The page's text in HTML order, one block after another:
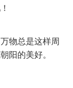
物总是这样周
阳的美好。